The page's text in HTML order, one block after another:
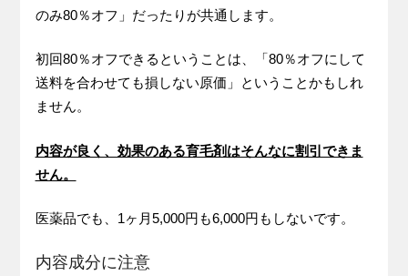
のみ80％オフ」だったりが共通します。
初回80％オフできるということは、「80％オフにして
送料を合わせても損しない原価」ということかもしれ
ません。
内容が良く、効果のある育毛剤はそんなに割引できま
せん。
医薬品でも、1ヶ月5,000円も6,000円もしないです。
内容成分に注意